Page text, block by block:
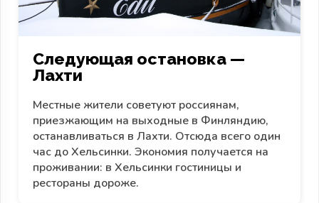
Следующая остановка —
Лахти
Местные жители советуют россиянам,
приезжающим на выходные в Финляндию,
останавливаться в Лахти. Отсюда всего один
час до Хельсинки. Экономия получается на
проживании: в Хельсинки гостиницы и
рестораны дороже.